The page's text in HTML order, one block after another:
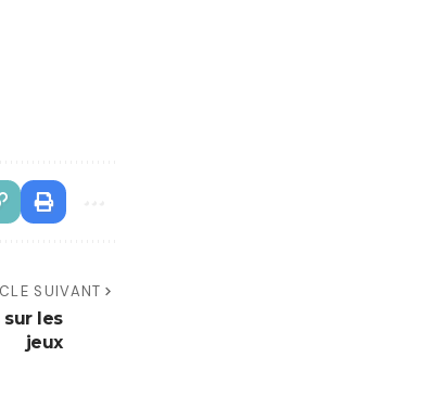
SUIVANT
les
jeux